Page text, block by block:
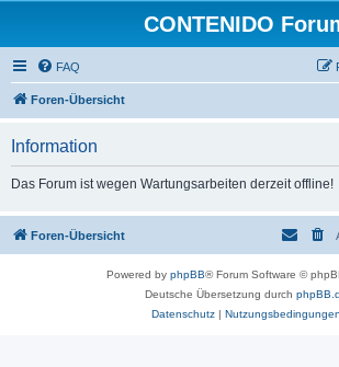
CONTENIDO
FAQ
Foren-Übersicht
Information
Das Forum ist wegen Wartungsarbeiten derzeit offline!
Foren-Übersicht
Powered by phpBB® Forum Software ©
Deutsche Übersetzung durch
Datenschutz| Nutzungsbedingungen